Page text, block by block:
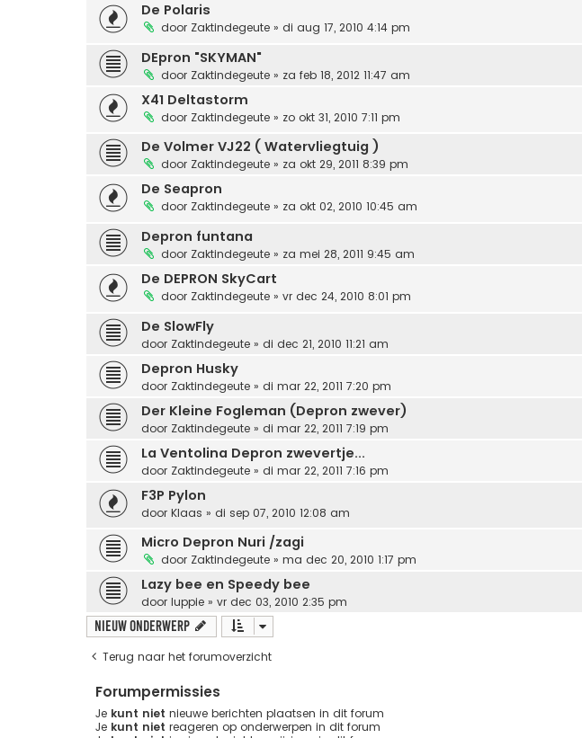
De Polaris
door Zaktindegeute » di aug 17, 2010 4:14 pm
DEpron "SKYMAN"
door Zaktindegeute » za feb 18, 2012 11:47 am
X41 Deltastorm
door Zaktindegeute » zo okt 31, 2010 7:11 pm
De Volmer VJ22 ( Watervliegtuig )
door Zaktindegeute » za okt 29, 2011 8:39 pm
De Seapron
door Zaktindegeute » za okt 02, 2010 10:45 am
Depron funtana
door Zaktindegeute » za mei 28, 2011 9:45 am
De DEPRON SkyCart
door Zaktindegeute » vr dec 24, 2010 8:01 pm
De SlowFly
door Zaktindegeute » di dec 21, 2010 11:21 am
Depron Husky
door Zaktindegeute » di mar 22, 2011 7:20 pm
Der Kleine Fogleman (Depron zwever)
door Zaktindegeute » di mar 22, 2011 7:19 pm
La Ventolina Depron zwevertje...
door Zaktindegeute » di mar 22, 2011 7:16 pm
F3P Pylon
door Klaas » di sep 07, 2010 12:08 am
Micro Depron Nuri /zagi
door Zaktindegeute » ma dec 20, 2010 1:17 pm
Lazy bee en Speedy bee
door luppie » vr dec 03, 2010 2:35 pm
Nieuw onderwerp
Terug naar het forumoverzicht
Forumpermissies
Je kunt niet nieuwe berichten plaatsen in dit forum
Je kunt niet reageren op onderwerpen in dit forum